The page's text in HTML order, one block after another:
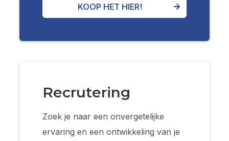
KOOP HET HIER!
Recrutering
Zoek je naar een onvergetelijke
ervaring en een ontwikkeling van je